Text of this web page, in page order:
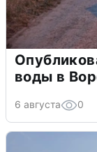
воды в
6 августа 0